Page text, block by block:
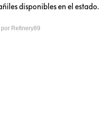
disponibles en el estado.
Refinery89